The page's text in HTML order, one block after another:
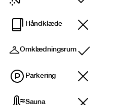
Inkluderet
Håndklæde
Omklædningsrum
Inkluderet
Parkering
Sauna